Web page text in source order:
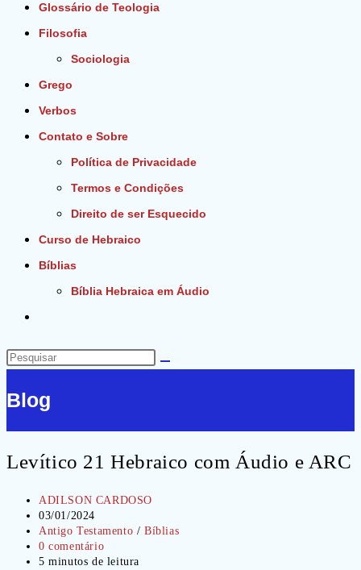
Glossário de Teologia
Filosofia
Sociologia
Grego
Verbos
Contato e Sobre
Política de Privacidade
Termos e Condições
Direito de ser Esquecido
Curso de Hebraico
Bíblias
Bíblia Hebraica em Áudio
do
site
Pesquisar
site
Blog
Levítico 21 Hebraico com Áudio e ARC
Autor
do
post:
ADILSON CARDOSO
Post
publicado:
03/01/2024
Categoria
do
post:
Antigo Testamento / Bíblias
Comentários
do
0 comentário
Tempo
5 minutos de leitura